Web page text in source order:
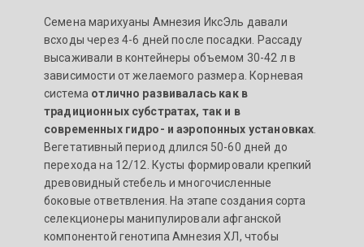
Семена марихуаны Амнезия ИксЭль давали
всходы через 4-6 дней после посадки. Рассаду
высаживали в контейнеры объемом 30-42 л в
зависимости от желаемого размера. Корневая
система отлично развивалась как в
традиционных субстратах, так и в
современных гидро- и аэропонных установках
Вегетативный период длился 50-60 дней до
перехода на 12/12. Кусты формировали крепкий
древовидный стебель и многочисленные
боковые ответвления. На этапе создания сорта
селекционеры манипулировали афганской
компонентой генотипа Амнезия ХЛ, чтобы